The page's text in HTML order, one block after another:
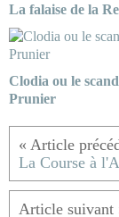
La falaise de la
Clodia ou le
Prunier
La Course à